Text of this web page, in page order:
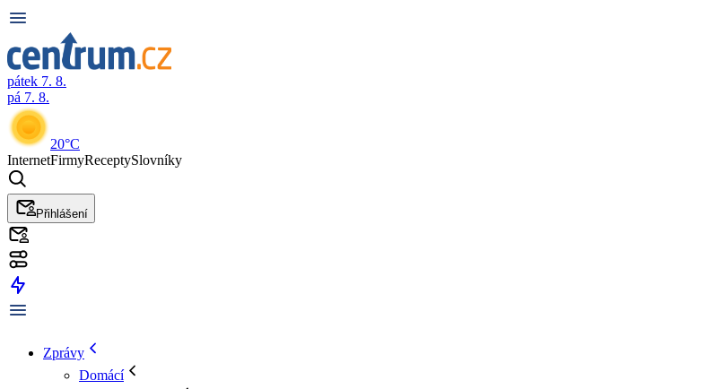
pátek 7. 8.
pá 7. 8.
20°C
InternetFirmyReceptySlovníky
Přihlášení
Zprávy
Domácí